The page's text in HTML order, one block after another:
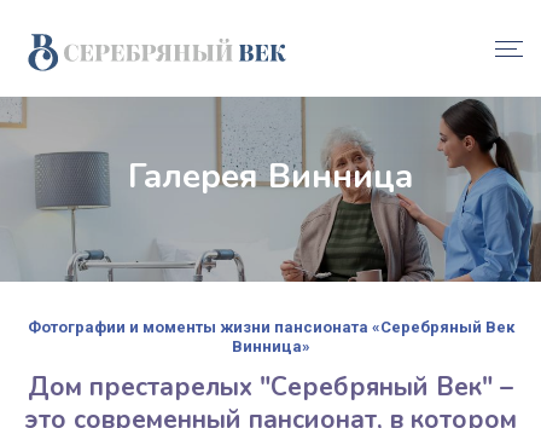
Галерея Винница
Фотографии и моменты жизни пансионата «Серебряный Век
Винница»
Дом престарелых "Серебряный Век" –
это современный пансионат, в котором